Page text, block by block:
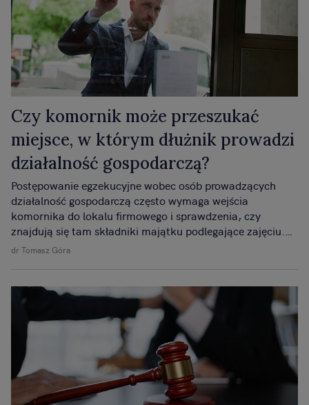
Czy komornik może przeszukać
miejsce, w którym dłużnik prowadzi
działalność gospodarczą?
dr Tomasz Góra
Postępowanie egzekucyjne wobec osób prowadzących
działalność gospodarczą często wymaga wejścia
komornika do lokalu firmowego i sprawdzenia, czy
znajdują się tam składniki majątku podlegające zajęciu.
Przepisy Kodeksu postępowania cywilnego w sposób
spełnione.